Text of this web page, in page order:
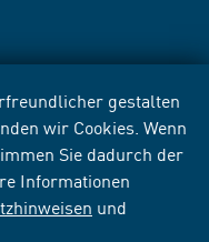
gestalten
wir Cookies. Wenn
Sie dadurch der
Informationen
und